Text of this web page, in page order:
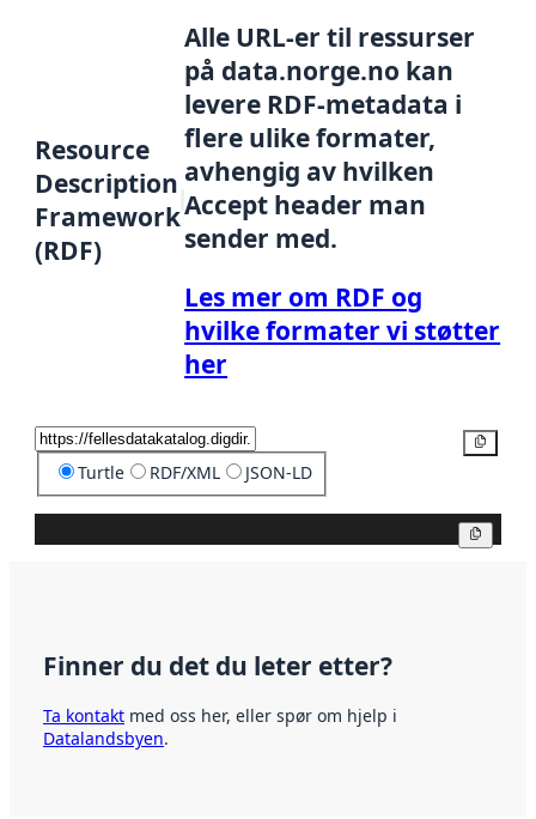
Resource
Description
Framework
(RDF)
Alle URL-er til ressurser
på data.norge.no kan
levere RDF-metadata i
flere ulike formater,
avhengig av hvilken
Accept header man
sender med.
Les mer om RDF og
hvilke formater vi støtter
her
Turtle RDF/XML JSON-LD
Finner du det du leter etter?
Ta kontakt med oss her, eller spør om hjelp i
Datalandsbyen.